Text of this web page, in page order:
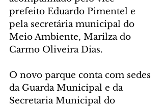
prefeito Eduardo Pimentel e
pela secretária municipal do
Meio Ambiente, Marilza do
Carmo Oliveira Dias.
O novo parque conta com sedes
da Guarda Municipal e da
Secretaria Municipal do